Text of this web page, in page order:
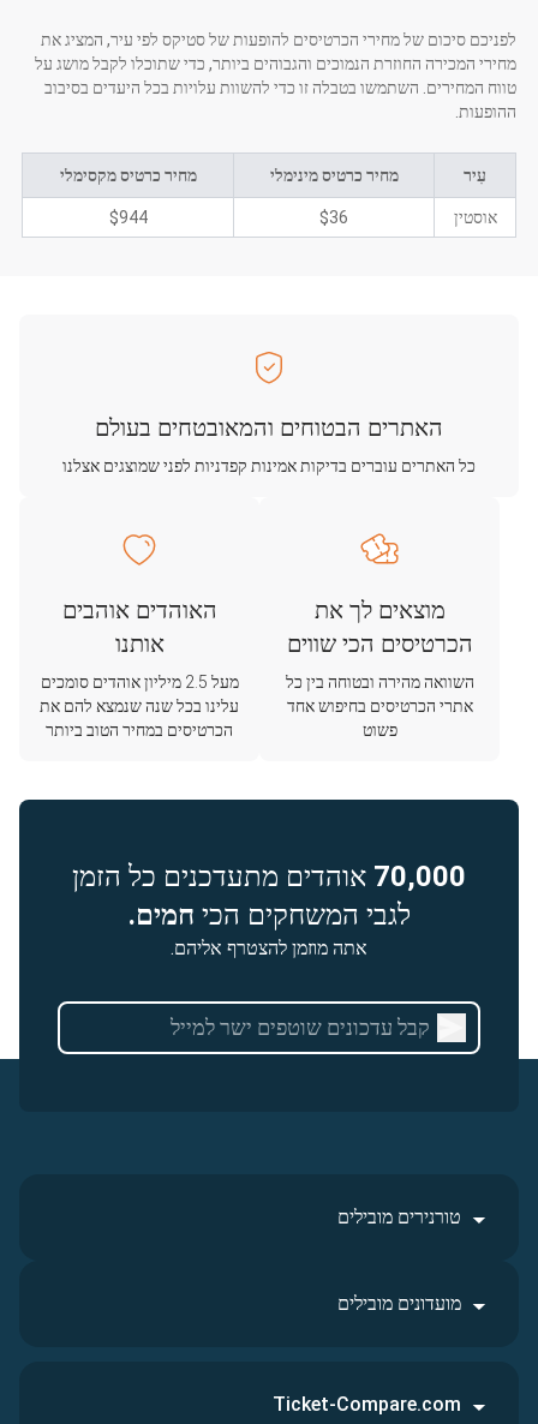
לפניכם סיכום של מחירי הכרטיסים להופעות של סטיקס לפי עיר, המציג את
מחירי המכירה החוזרת הנמוכים והגבוהים ביותר, כדי שתוכלו לקבל מושג על
טווח המחירים. השתמשו בטבלה זו כדי להשוות עלויות בכל היעדים בסיבוב
ההופעות.
עִיר מחיר כרטיס מינימלי מחיר כרטיס מקסימלי
אוסטין $36
$944
האתרים הבטוחים והמאובטחים בעולם
כל האתרים עוברים בדיקות אמינות קפדניות לפני שמוצגים אצלנו
מוצאים לך את
הכרטיסים הכי שווים
השוואה מהירה ובטוחה בין כל
אתרי הכרטיסים בחיפוש אחד
פשוט
האוהדים אוהבים
אותנו
מעל 2.5 מיליון אוהדים סומכים
עלינו בכל שנה שנמצא להם את
הכרטיסים במחיר הטוב ביותר
70,000 אוהדים מתעדכנים כל הזמן
לגבי המשחקים הכי חמים.
אתה מוזמן להצטרף אליהם.
טורנירים מובילים
מועדונים מובילים
Ticket-Compare.com